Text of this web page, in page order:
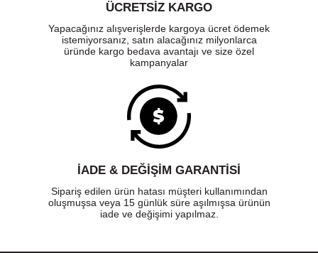
ÜCRETSIZ KARGO
Yapacağınız alışverişlerde kargoya ücret ödemek
istemiyorsanız, satın alacağınız milyonlarca
üründe kargo bedava avantajı ve size özel
kampanyalar
İADE & DEĞİŞİM GARANTİSİ
Sipariş edilen ürün hatası müşteri kullanımından
oluşmuşsa veya 15 günlük süre aşılmışsa ürünün
iade ve değişimi yapılmaz.